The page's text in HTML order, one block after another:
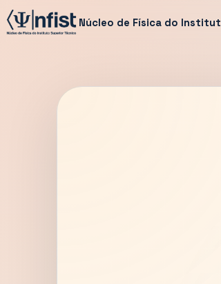
Núcleo de Física do